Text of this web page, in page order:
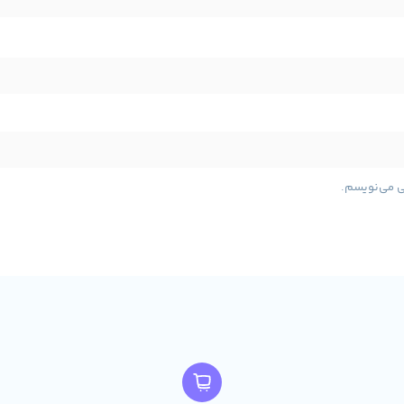
می‌نویسم.